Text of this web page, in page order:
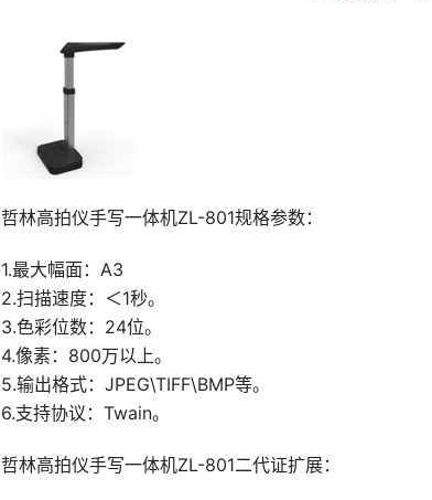
哲林高拍仪手写一体机ZL-801规格参数：
1.最大幅面：A3
2.扫描速度：＜1秒。
3.色彩位数：24位。
4.像素：800万以上。
5.输出格式：JPEG\TIFF\BMP等。
6.支持协议：Twain。
哲林高拍仪手写一体机ZL-801二代证扩展：